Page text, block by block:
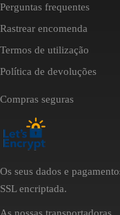
Perguntas frequentes
Rastrear encomenda
Termos de utilização
Política de devoluções
Compras seguras
Os seus dados e
SSL encriptada.
As nossas transportadoras